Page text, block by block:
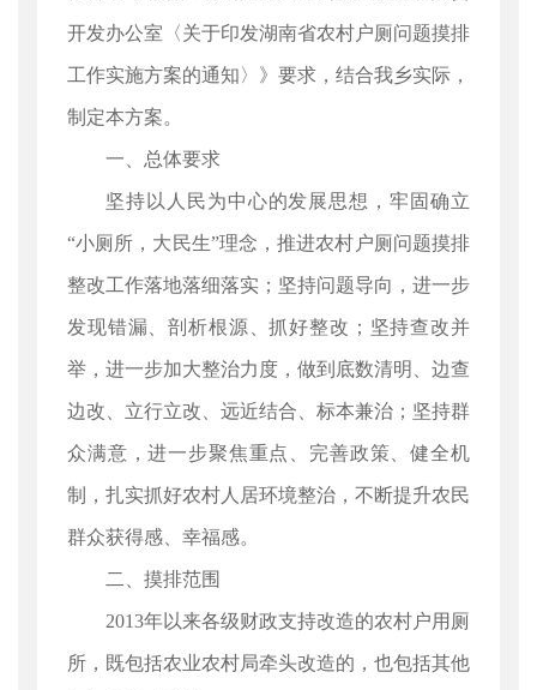
开发办公室〈关于印发湖南省农村户厕问题摸排
工作实施方案的通知〉》要求，结合我乡实际，
制定本方案。
一、总体要求
坚持以人民为中心的发展思想，牢固确立
“小厕所，大民生”理念，推进农村户厕问题摸排
整改工作落地落细落实；坚持问题导向，进一步
发现错漏、剖析根源、抓好整改；坚持查改并
举，进一步加大整治力度，做到底数清明、边查
边改、立行立改、远近结合、标本兼治；坚持群
众满意，进一步聚焦重点、完善政策、健全机
制，扎实抓好农村人居环境整治，不断提升农民
群众获得感、幸福感。
二、摸排范围
2013年以来各级财政支持改造的农村户用厕
所，既包括农业农村局牵头改造的，也包括其他